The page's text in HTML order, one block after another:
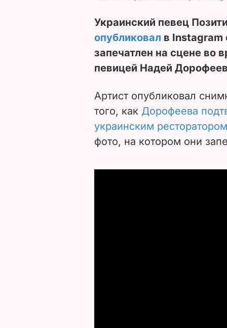
Украинский певец
опубликовал в Instagram
запечатлен на сцене во
певицей Надей
Артист опубликовал
того, как Дорофеева
украинским
фото, на котором они